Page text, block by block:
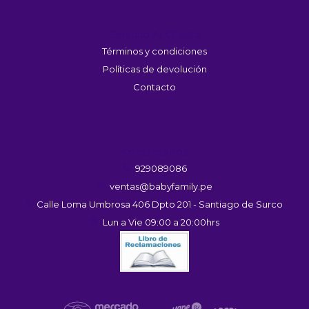
Términos y condiciones
Políticas de devolución
Contacto
929089086
ventas@babyfamily.pe
Calle Loma Umbrosa 406 Dpto 201 - Santiago de Surco
Lun a Vie 09:00 a 20:00hrs